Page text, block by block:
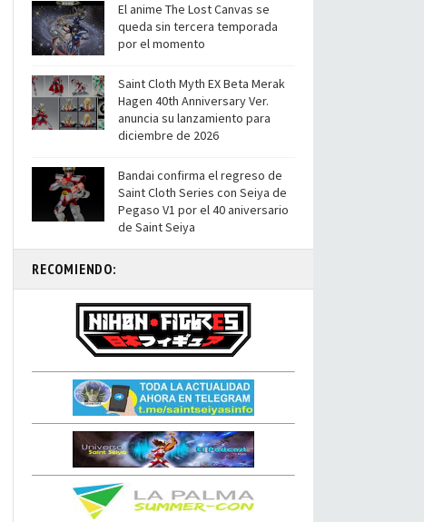
El anime The Lost Canvas se
queda sin tercera temporada
por el momento
Saint Cloth Myth EX Beta Merak
Hagen 40th Anniversary Ver.
anuncia su lanzamiento para
diciembre de 2026
Bandai confirma el regreso de
Saint Cloth Series con Seiya de
Pegaso V1 por el 40 aniversario
de Saint Seiya
RECOMIENDO: